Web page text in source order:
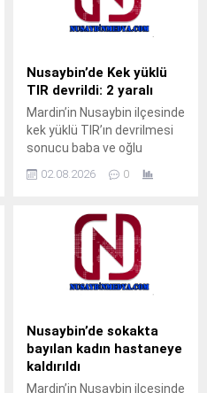
Bahçebaşı Mahallesi’nde
sulama kanalı çevresinde
nedenle başlayan kuru ot
yangını, rüzgarın etkisiyle
çevredeki meyve ağaçlarına
sıçradı. İhbar üzerine
bölgeye sevk edilen itfaiye
ekipleri, yangını çevreye
yayılmadan...
Nusaybin’de Kek yüklü
TIR devrildi: 2 yaralı
Mardin’in Nusaybin ilçesinde
kek yüklü TIR’ın devrilmesi
sonucu baba ve oğlu
saatlerinde Nusaybin
Mahallesi mevkisindeki
uluslararası İpekyolu’nda
meydana geldi.S.Y.
idaresindeki 31 AGT 99
plakalı kek yüklü TIR,
istikametine seyir
halindeyken sürücüsünün
direksiyon hakimiyetini
02.08.2026 0
Nusaybin’de sokakta
bayılan kadın hastaneye
kaldırıldı
Mardin’in Nusaybin ilçesinde